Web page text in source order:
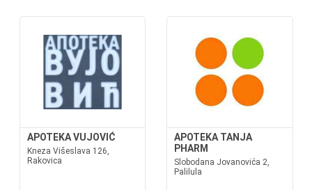
APOTEKA VUJOVIĆ
Kneza Višeslava 126,
Rakovica
APOTEKA TANJA
PHARM
Slobodana Jovanovića 2,
Palilula